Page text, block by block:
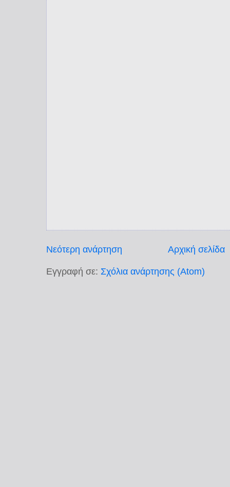
Νεότερη ανάρτηση Αρχική σελίδα
Εγγραφή σε: Σχόλια ανάρτησης (Atom)